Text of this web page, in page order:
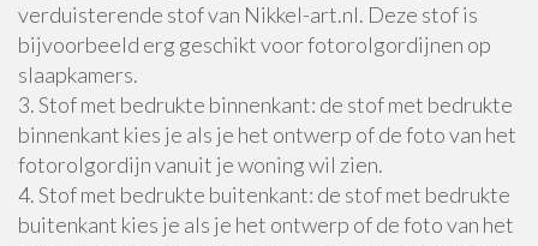
verduisterende stof van Nikkel-art.nl. Deze stof is
bijvoorbeeld erg geschikt voor fotorolgordijnen op
slaapkamers.
3. Stof met bedrukte binnenkant: de stof met bedrukte
binnenkant kies je als je het ontwerp of de foto van het
fotorolgordijn vanuit je woning wil zien.
4. Stof met bedrukte buitenkant: de stof met bedrukte
buitenkant kies je als je het ontwerp of de foto van het